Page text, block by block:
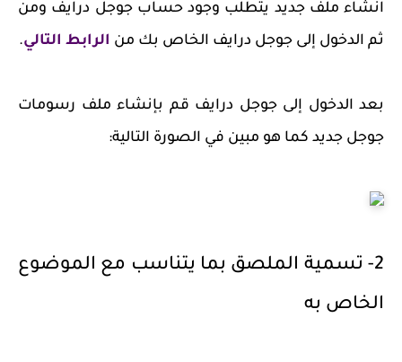
انشاء ملف جديد يتطلب وجود حساب جوجل درايف ومن
ثم الدخول إلى جوجل درايف الخاص بك من الرابط التالي.
بعد الدخول إلى جوجل درايف قم بإنشاء ملف رسومات
جوجل جديد كما هو مبين في الصورة التالية:
2- تسمية الملصق بما يتناسب مع الموضوع
الخاص به